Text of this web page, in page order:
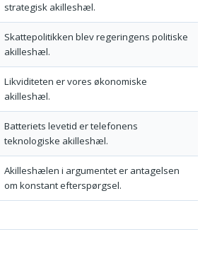
strategisk akilleshæl.
Skattepolitikken blev regeringens politiske
akilleshæl.
Likviditeten er vores økonomiske
akilleshæl.
Batteriets levetid er telefonens
teknologiske akilleshæl.
Akilleshælen i argumentet er antagelsen
om konstant efterspørgsel.